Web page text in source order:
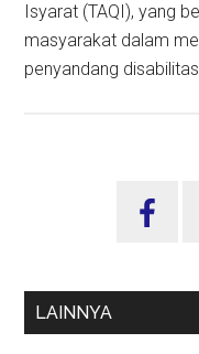
Isyarat (TAQI), yang
masyarakat dalam
penyandang
Sidebar
LAINNYA